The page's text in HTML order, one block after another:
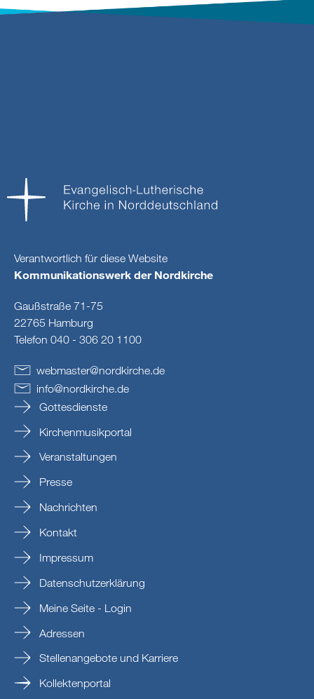
Verantwortlich für diese Website
Kommunikationswerk der Nordkirche
Gaußstraße 71-75
22765 Hamburg
Telefon 040 - 306 20 1100
webmaster@nordkirche.de
info@nordkirche.de
Gottesdienste
Kirchenmusikportal
Veranstaltungen
Presse
Nachrichten
Kontakt
Impressum
Datenschutzerklärung
Meine Seite - Login
Adressen
Stellenangebote und Karriere
Kollektenportal